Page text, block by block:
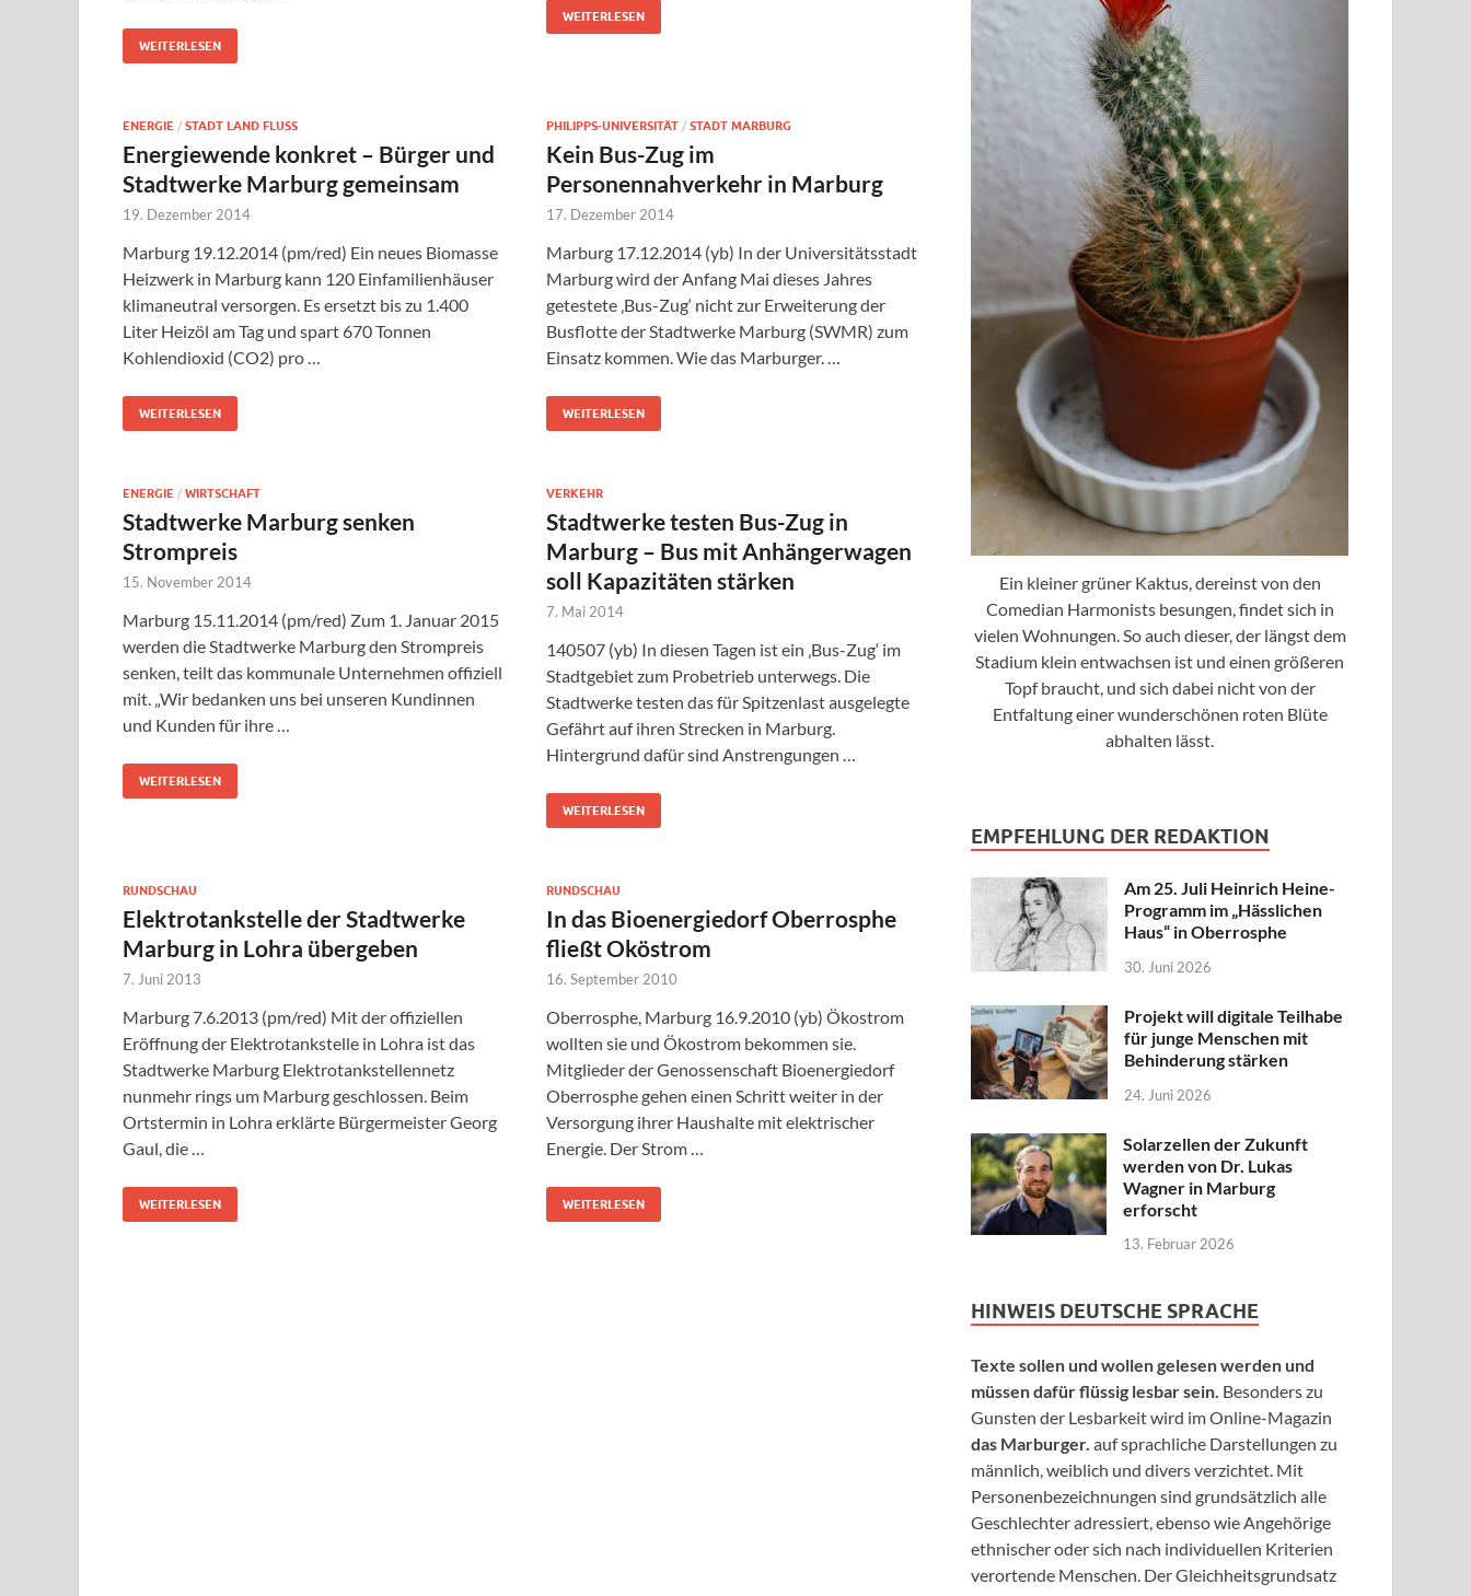
WEITERLESEN
WEITERLESEN
ENERGIE / STADT LAND FLUSS
Energiewende konkret – Bürger und
Stadtwerke Marburg gemeinsam
19. Dezember 2014
Marburg 19.12.2014 (pm/red) Ein neues Biomasse
Heizwerk in Marburg kann 120 Einfamilienhäuser
klimaneutral versorgen. Es ersetzt bis zu 1.400
Liter Heizöl am Tag und spart 670 Tonnen
Kohlendioxid (CO2) pro …
WEITERLESEN
PHILIPPS-UNIVERSITÄT / STADT MARBURG
Kein Bus-Zug im
Personennahverkehr in Marburg
17. Dezember 2014
Marburg 17.12.2014 (yb) In der Universitätsstadt
Marburg wird der Anfang Mai dieses Jahres
getestete ‚Bus-Zug‘ nicht zur Erweiterung der
Busflotte der Stadtwerke Marburg (SWMR) zum
Einsatz kommen. Wie das Marburger. …
WEITERLESEN
ENERGIE / WIRTSCHAFT
Stadtwerke Marburg senken
Strompreis
15. November 2014
Marburg 15.11.2014 (pm/red) Zum 1. Januar 2015
werden die Stadtwerke Marburg den Strompreis
senken, teilt das kommunale Unternehmen offiziell
mit. „Wir bedanken uns bei unseren Kundinnen
und Kunden für ihre …
WEITERLESEN
VERKEHR
Stadtwerke testen Bus-Zug in
Marburg – Bus mit Anhängerwagen
soll Kapazitäten stärken
7. Mai 2014
140507 (yb) In diesen Tagen ist ein ‚Bus-Zug‘ im
Stadtgebiet zum Probetrieb unterwegs. Die
Stadtwerke testen das für Spitzenlast ausgelegte
Gefährt auf ihren Strecken in Marburg.
Hintergrund dafür sind Anstrengungen …
WEITERLESEN
RUNDSCHAU
Elektrotankstelle der Stadtwerke
Marburg in Lohra übergeben
7. Juni 2013
Marburg 7.6.2013 (pm/red) Mit der offiziellen
Eröffnung der Elektrotankstelle in Lohra ist das
Stadtwerke Marburg Elektrotankstellennetz
nunmehr rings um Marburg geschlossen. Beim
Ortstermin in Lohra erklärte Bürgermeister Georg
Gaul, die …
WEITERLESEN
RUNDSCHAU
In das Bioenergiedorf Oberrosphe
fließt Oköstrom
16. September 2010
Oberrosphe, Marburg 16.9.2010 (yb) Ökostrom
wollten sie und Ökostrom bekommen sie.
Mitglieder der Genossenschaft Bioenergiedorf
Oberrosphe gehen einen Schritt weiter in der
Versorgung ihrer Haushalte mit elektrischer
Energie. Der Strom …
WEITERLESEN
Ein kleiner grüner Kaktus, dereinst von den
Comedian Harmonists besungen, findet sich in
vielen Wohnungen. So auch dieser, der längst dem
Stadium klein entwachsen ist und einen größeren
Topf braucht, und sich dabei nicht von der
Entfaltung einer wunderschönen roten Blüte
abhalten lässt.
EMPFEHLUNG DER REDAKTION
Am 25. Juli Heinrich Heine-
Programm im „Hässlichen
Haus“ in Oberrosphe
30. Juni 2026
Projekt will digitale Teilhabe
für junge Menschen mit
Behinderung stärken
24. Juni 2026
Solarzellen der Zukunft
werden von Dr. Lukas
Wagner in Marburg
erforscht
13. Februar 2026
HINWEIS DEUTSCHE SPRACHE
Texte sollen und wollen gelesen werden und
müssen dafür flüssig lesbar sein. Besonders zu
Gunsten der Lesbarkeit wird im Online-Magazin
das Marburger. auf sprachliche Darstellungen zu
männlich, weiblich und divers verzichtet. Mit
Personenbezeichnungen sind grundsätzlich alle
Geschlechter adressiert, ebenso wie Angehörige
ethnischer oder sich nach individuellen Kriterien
verortende Menschen. Der Gleichheitsgrundsatz